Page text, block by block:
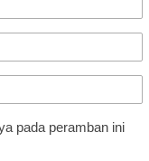
pada peramban ini